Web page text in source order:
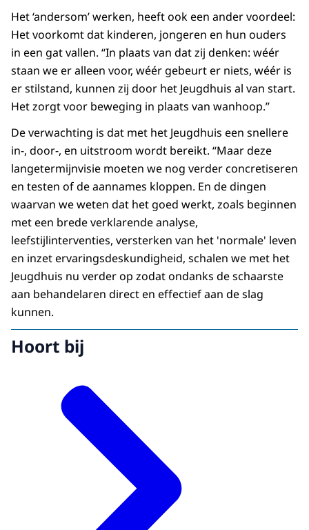
Het ‘andersom’ werken, heeft ook een ander voordeel:
Het voorkomt dat kinderen, jongeren en hun ouders
in een gat vallen. “In plaats van dat zij denken: wéér
staan we er alleen voor, wéér gebeurt er niets, wéér is
er stilstand, kunnen zij door het Jeugdhuis al van start.
Het zorgt voor beweging in plaats van wanhoop.”
De verwachting is dat met het Jeugdhuis een snellere
in-, door-, en uitstroom wordt bereikt. “Maar deze
langetermijnvisie moeten we nog verder concretiseren
en testen of de aannames kloppen. En de dingen
waarvan we weten dat het goed werkt, zoals beginnen
met een brede verklarende analyse,
leefstijlinterventies, versterken van het 'normale' leven
en inzet ervaringsdeskundigheid, schalen we met het
Jeugdhuis nu verder op zodat ondanks de schaarste
aan behandelaren direct en effectief aan de slag
kunnen.
Hoort bij